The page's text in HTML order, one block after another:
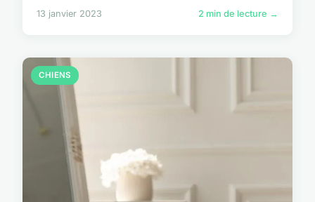
13 janvier 2023 2 min de lecture →
CHIENS